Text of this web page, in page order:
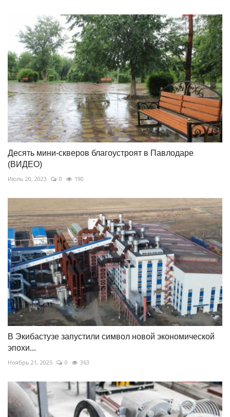
Десять мини-скверов благоустроят в Павлодаре
(ВИДЕО)
Июль 20, 2023 0 190
В Экибастузе запустили символ новой экономической
эпохи...
Ноябрь 21, 2025 0 363